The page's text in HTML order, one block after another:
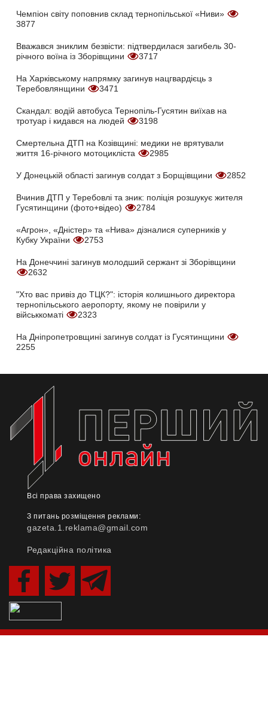
Чемпіон світу поповнив склад тернопільської «Ниви»
3877
Вважався зниклим безвісти: підтвердилася загибель 30-
річного воїна із Зборівщини
3717
На Харківському напрямку загинув нацгвардієць з
Теребовлянщини
3471
Скандал: водій автобуса Тернопіль-Гусятин виїхав на
тротуар і кидався на людей
3198
Смертельна ДТП на Козівщині: медики не врятували
життя 16-річного мотоцикліста
2985
У Донецькій області загинув солдат з Борщівщини 2852
Вчинив ДТП у Теребовлі та зник: поліція розшукує жителя
Гусятинщини (фото+відео)
2784
«Агрон», «Дністер» та «Нива» дізналися суперників у
Кубку України
2753
На Донеччині загинув молодший сержант зі Зборівщини
2632
"Хто вас привіз до ТЦК?": історія колишнього директора
тернопільського аеропорту, якому не повірили у
військкоматі
2323
На Дніпропетровщині загинув солдат із Гусятинщини
2255
Всі права захищено
З питань розміщення реклами:
gazeta.1.reklama@gmail.com
Редакційна політика